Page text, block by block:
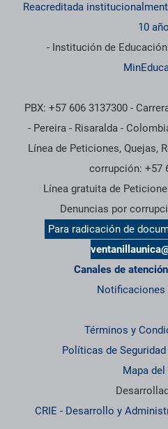
Reacreditada
10
- Institución de
PBX: +57 606 3137300 -
- Pereira - Risaralda -
Línea de Peticiones, Quejas,
corrupción: +57
Línea gratuita de
Denuncias por
Para radicación de
Canales de
Notificaciones
Términos y
Políticas de
Mapa
CRIE - Desarrollo y